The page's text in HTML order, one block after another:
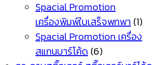
Spacial Promotion
เครื่องพิมพ์ใบเสร็จพกพา (1)
Spacial Promotion เครื่อง
สแกนบาร์โค้ด (6)